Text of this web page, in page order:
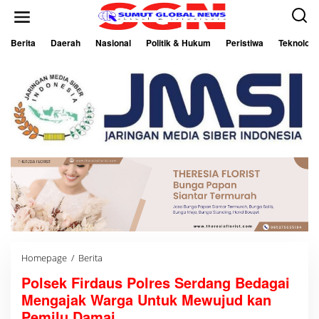
Berita Daerah Nasional Politik & Hukum Peristiwa Teknologi
Homepage / Berita
l
s
e
Polsek Firdaus Polres Serdang Bedagai
Mengajak Warga Untuk Mewujud kan